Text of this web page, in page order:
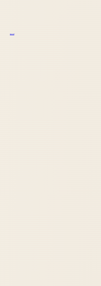
курс excel